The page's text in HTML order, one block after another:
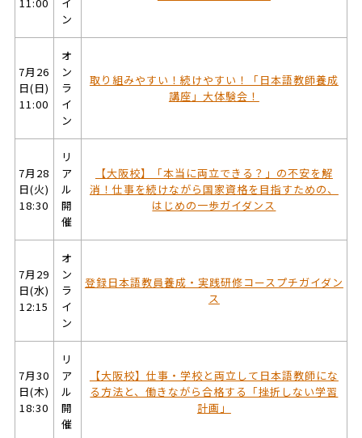
ン
7月26
日(日)
11:00
オ
ン
ラ
イ
ン
取り組みやすい！続けやすい！「日本語教師養成
講座」大体験会！
7月28
日(火)
18:30
リ
ア
ル
開
催
【大阪校】「本当に両立できる？」の不安を解
消！仕事を続けながら国家資格を目指すための、
はじめの一歩ガイダンス
7月29
日(水)
12:15
オ
ン
ラ
イ
ン
登録日本語教員養成・実践研修コースプチガイダン
ス
7月30
日(木)
18:30
リ
ア
ル
開
催
【大阪校】仕事・学校と両立して日本語教師にな
る方法と、働きながら合格する「挫折しない学習
計画」